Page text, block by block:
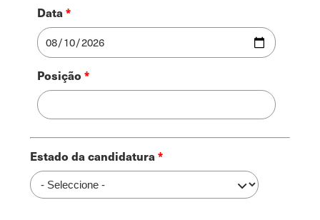
Data
Posição
Estado da candidatura